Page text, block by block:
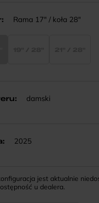
: Rama 17" / koła 28"
: damski
: 2025
jest aktualnie
u dealera.